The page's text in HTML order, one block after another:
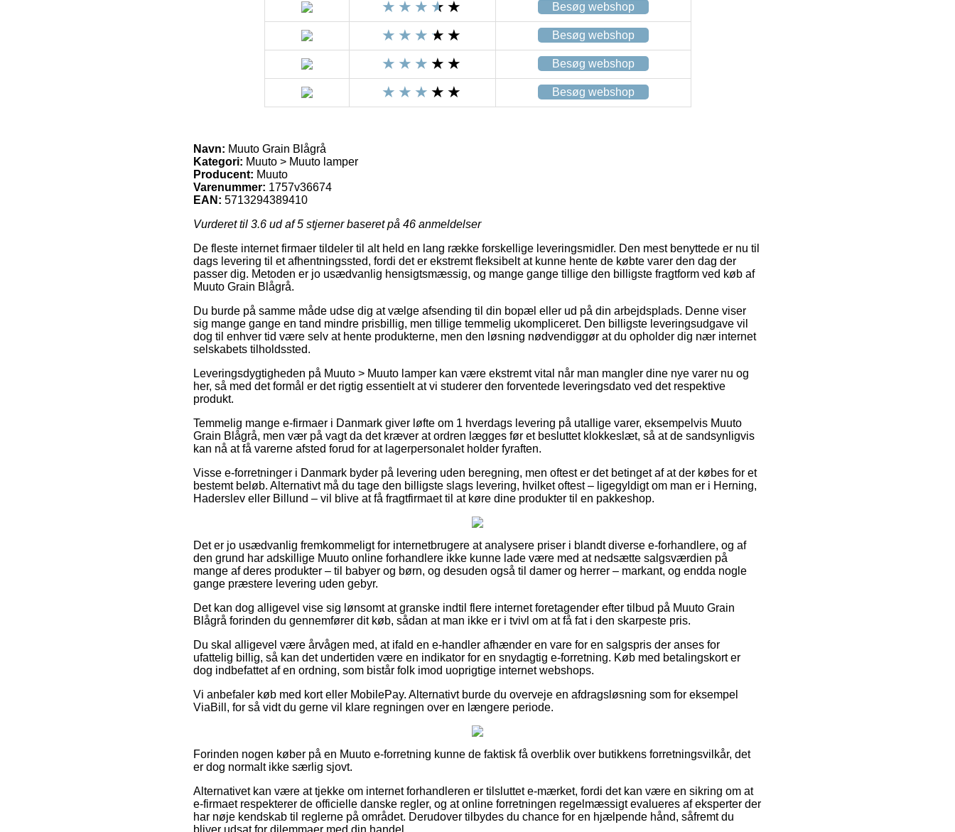
Besøg webshop
Besøg webshop
Besøg webshop
Besøg webshop
Navn: Muuto Grain Blågrå
Kategori: Muuto > Muuto lamper
Producent: Muuto
Varenummer: 1757v36674
EAN: 5713294389410
Vurderet til 3.6 ud af 5 stjerner baseret på 46 anmeldelser
De fleste internet firmaer tildeler til alt held en lang række forskellige leveringsmidler. Den mest benyttede er nu til
dags levering til et afhentningssted, fordi det er ekstremt fleksibelt at kunne hente de købte varer den dag der
passer dig. Metoden er jo usædvanlig hensigtsmæssig, og mange gange tillige den billigste fragtform ved køb af
Muuto Grain Blågrå.
Du burde på samme måde udse dig at vælge afsending til din bopæl eller ud på din arbejdsplads. Denne viser
sig mange gange en tand mindre prisbillig, men tillige temmelig ukompliceret. Den billigste leveringsudgave vil
dog til enhver tid være selv at hente produkterne, men den løsning nødvendiggør at du opholder dig nær internet
selskabets tilholdssted.
Leveringsdygtigheden på Muuto > Muuto lamper kan være ekstremt vital når man mangler dine nye varer nu og
her, så med det formål er det rigtig essentielt at vi studerer den forventede leveringsdato ved det respektive
produkt.
Temmelig mange e-firmaer i Danmark giver løfte om 1 hverdags levering på utallige varer, eksempelvis Muuto
Grain Blågrå, men vær på vagt da det kræver at ordren lægges før et besluttet klokkeslæt, så at de sandsynligvis
kan nå at få varerne afsted forud for at lagerpersonalet holder fyraften.
Visse e-forretninger i Danmark byder på levering uden beregning, men oftest er det betinget af at der købes for et
bestemt beløb. Alternativt må du tage den billigste slags levering, hvilket oftest – ligegyldigt om man er i Herning,
Haderslev eller Billund – vil blive at få fragtfirmaet til at køre dine produkter til en pakkeshop.
Det er jo usædvanlig fremkommeligt for internetbrugere at analysere priser i blandt diverse e-forhandlere, og af
den grund har adskillige Muuto online forhandlere ikke kunne lade være med at nedsætte salgsværdien på
mange af deres produkter – til babyer og børn, og desuden også til damer og herrer – markant, og endda nogle
gange præstere levering uden gebyr.
Det kan dog alligevel vise sig lønsomt at granske indtil flere internet foretagender efter tilbud på Muuto Grain
Blågrå forinden du gennemfører dit køb, sådan at man ikke er i tvivl om at få fat i den skarpeste pris.
Du skal alligevel være årvågen med, at ifald en e-handler afhænder en vare for en salgspris der anses for
ufattelig billig, så kan det undertiden være en indikator for en snydagtig e-forretning. Køb med betalingskort er
dog indbefattet af en ordning, som bistår folk imod uoprigtige internet webshops.
Vi anbefaler køb med kort eller MobilePay. Alternativt burde du overveje en afdragsløsning som for eksempel
ViaBill, for så vidt du gerne vil klare regningen over en længere periode.
Forinden nogen køber på en Muuto e-forretning kunne de faktisk få overblik over butikkens forretningsvilkår, det
er dog normalt ikke særlig sjovt.
Alternativet kan være at tjekke om internet forhandleren er tilsluttet e-mærket, fordi det kan være en sikring om at
e-firmaet respekterer de officielle danske regler, og at online forretningen regelmæssigt evalueres af eksperter der
har nøje kendskab til reglerne på området. Derudover tilbydes du chance for en hjælpende hånd, såfremt du